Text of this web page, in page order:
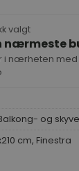
valgt
nærmeste
i nærheten
og
cm, Finestra